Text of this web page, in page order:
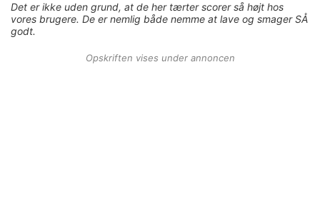
Det er ikke uden grund, at de her tærter scorer så højt hos
vores brugere. De er nemlig både nemme at lave og smager SÅ
godt.
Opskriften vises under annoncen